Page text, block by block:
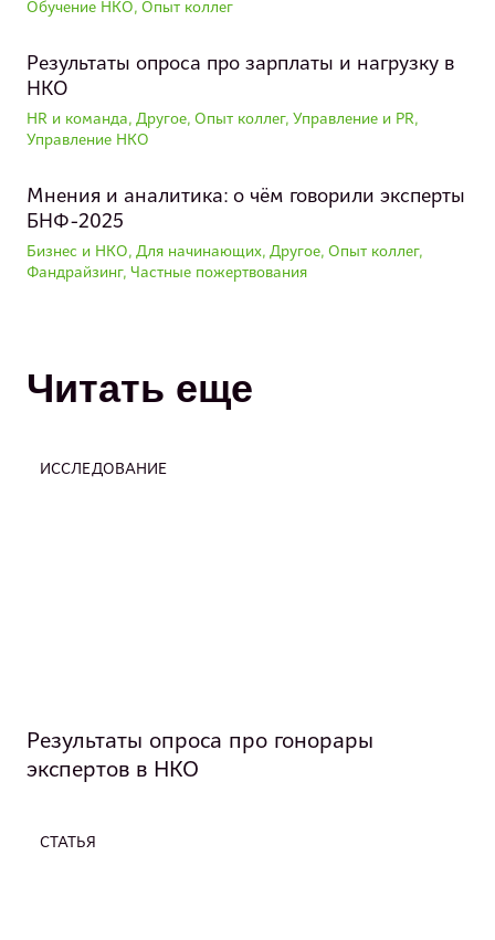
Обучение НКО, Опыт коллег
Результаты опроса про зарплаты и нагрузку в
НКО
HR и команда, Другое, Опыт коллег, Управление и PR,
Управление НКО
Мнения и аналитика: о чём говорили эксперты
БНФ-2025
Бизнес и НКО, Для начинающих, Другое, Опыт коллег,
Фандрайзинг, Частные пожертвования
Читать еще
ИССЛЕДОВАНИЕ
Результаты опроса про гонорары
экспертов в НКО
СТАТЬЯ